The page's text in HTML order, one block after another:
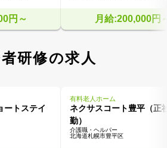
円～ 月給:200,000円
研修の求人
ートステイ
有料老人ホーム
ネクサスコート豊平（正
勤）
介護職・ヘルパー
北海道札幌市豊平区